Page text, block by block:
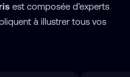
est composée d’experts
à illustrer tous vos